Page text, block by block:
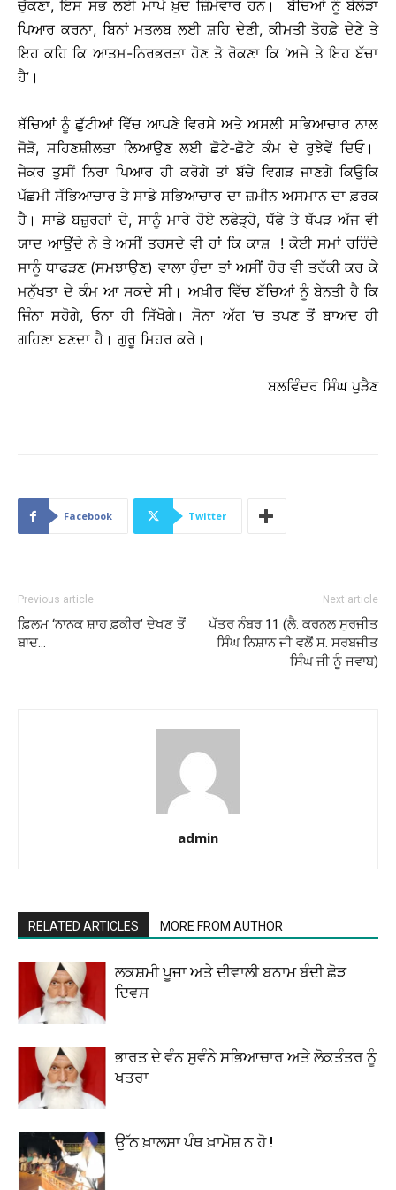
ਚੁੱਕਣਾ, ਇਸ ਸਭ ਲਈ ਮਾਪੇ ਖ਼ੁਦ ਜ਼ਿੰਮੇਵਾਰ ਹਨ। ਬੱਚਿਆਂ ਨੂੰ ਬੇਲੋੜਾ
ਪਿਆਰ ਕਰਨਾ, ਬਿਨਾਂ ਮਤਲਬ ਲਈ ਸ਼ਹਿ ਦੇਣੀ, ਕੀਮਤੀ ਤੋਹਫ਼ੇ ਦੇਣੇ ਤੇ
ਇਹ ਕਹਿ ਕਿ ਆਤਮ-ਨਿਰਭਰਤਾ ਹੋਣ ਤੋ ਰੋਕਣਾ ਕਿ ‘ਅਜੇ ਤੇ ਇਹ ਬੱਚਾ
ਹੈ’।
ਬੱਚਿਆਂ ਨੂੰ ਛੁੱਟੀਆਂ ਵਿੱਚ ਆਪਣੇ ਵਿਰਸੇ ਅਤੇ ਅਸਲੀ ਸਭਿਆਚਾਰ ਨਾਲ
ਜੋੜੋ, ਸਹਿਣਸ਼ੀਲਤਾ ਲਿਆਉਣ ਲਈ ਛੋਟੇ-ਛੋਟੇ ਕੰਮ ਦੇ ਰੁਝੇਵੇਂ ਦਿਓ।
ਜੇਕਰ ਤੁਸੀਂ ਨਿਰਾ ਪਿਆਰ ਹੀ ਕਰੋਗੇ ਤਾਂ ਬੱਚੇ ਵਿਗੜ ਜਾਣਗੇ ਕਿਉਕਿ
ਪੱਛਮੀ ਸੱਭਿਆਚਾਰ ਤੇ ਸਾਡੇ ਸਭਿਆਚਾਰ ਦਾ ਜ਼ਮੀਨ ਅਸਮਾਨ ਦਾ ਫ਼ਰਕ
ਹੈ। ਸਾਡੇ ਬਜ਼ੁਰਗਾਂ ਦੇ, ਸਾਨੂੰ ਮਾਰੇ ਹੋਏ ਲਫੇੜ੍ਹੇ, ਧੱਫੇ ਤੇ ਥੱਪੜ ਅੱਜ ਵੀ
ਯਾਦ ਆਉਂਦੇ ਨੇ ਤੇ ਅਸੀਂ ਤਰਸਦੇ ਵੀ ਹਾਂ ਕਿ ਕਾਸ਼ ! ਕੋਈ ਸਮਾਂ ਰਹਿੰਦੇ
ਸਾਨੂੰ ਧਾਫੜਣ (ਸਮਝਾਉਣ) ਵਾਲਾ ਹੁੰਦਾ ਤਾਂ ਅਸੀਂ ਹੋਰ ਵੀ ਤਰੱਕੀ ਕਰ ਕੇ
ਮਨੁੱਖਤਾ ਦੇ ਕੰਮ ਆ ਸਕਦੇ ਸੀ। ਅਖ਼ੀਰ ਵਿੱਚ ਬੱਚਿਆਂ ਨੂੰ ਬੇਨਤੀ ਹੈ ਕਿ
ਜਿੰਨਾ ਸਹੋਗੇ, ਓਨਾ ਹੀ ਸਿੱਖੋਗੇ। ਸੋਨਾ ਅੱਗ ’ਚ ਤਪਣ ਤੋਂ ਬਾਅਦ ਹੀ
ਗਹਿਣਾ ਬਣਦਾ ਹੈ। ਗੁਰੂ ਮਿਹਰ ਕਰੇ।
ਬਲਵਿੰਦਰ ਸਿੰਘ ਪੁੜੈਣ
Facebook Twitter
Previous article
ਫ਼ਿਲਮ ‘ਨਾਨਕ ਸ਼ਾਹ ਫ਼ਕੀਰ’ ਦੇਖਣ ਤੋਂ
ਬਾਦ…
Next article
ਪੱਤਰ ਨੰਬਰ 11 (ਲੈ: ਕਰਨਲ ਸੁਰਜੀਤ
ਸਿੰਘ ਨਿਸ਼ਾਨ ਜੀ ਵਲੋਂ ਸ. ਸਰਬਜੀਤ
ਸਿੰਘ ਜੀ ਨੂੰ ਜਵਾਬ)
admin
RELATED ARTICLES MORE FROM AUTHOR
ਲਕਸ਼ਮੀ ਪੂਜਾ ਅਤੇ ਦੀਵਾਲੀ ਬਨਾਮ ਬੰਦੀ ਛੋੜ
ਦਿਵਸ
ਭਾਰਤ ਦੇ ਵੰਨ ਸੁਵੰਨੇ ਸਭਿਆਚਾਰ ਅਤੇ ਲੋਕਤੰਤਰ ਨੂੰ
ਖਤਰਾ
ਉੱਠ ਖ਼ਾਲਸਾ ਪੰਥ ਖ਼ਾਮੋਸ਼ ਨ ਹੋ !